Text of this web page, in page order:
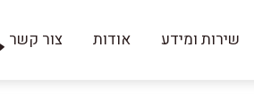
שירות ומידע אודות צור קשר